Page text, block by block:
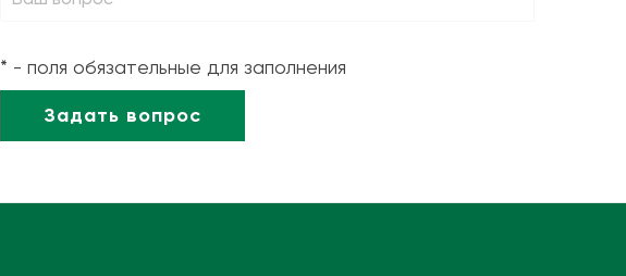
* - поля обязательные для заполнения